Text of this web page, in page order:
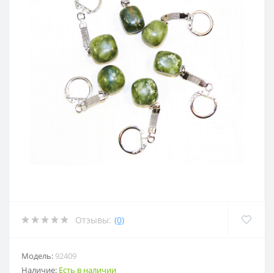
Отзывы: (0)
Модель: 92409
Наличие: Есть в наличии